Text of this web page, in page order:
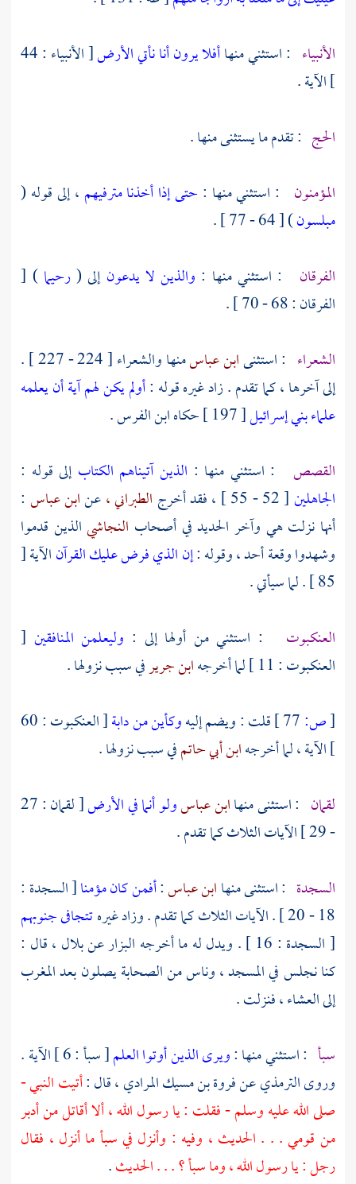
الأنبياء : استثني منهاأفلا يرون أنا نأتي الأرض
[ الأنبياء : 44
] الآية .
الحج : تقدم ما يستثنى منها .
المؤمنون : استثني منها : حتى إذا أخذنا مترفيهم ، إلى قوله (
مبلسون) [ 64 - 77 ] .
الفرقان
: استثني منها : والذين لا يدعونإلى (رحيما) [
الفرقان : 68 - 70 ] .
الشعراء : استثنىابن عباس
منها والشعراء [ 224 - 227 ] .
إلى آخرها ، كما تقدم . زاد غيره قوله :أولم يكن لهم آية أن يعلمه
علماء بني إسرائيل[ 197 ] حكاه ابن الفرس.
القصص
: استثني منها : الذين آتيناهم الكتابإلى قوله :
الجاهلين[ 52 - 55 ] ، فقد أخرج الطبراني ،عنابن عباس :
أنها نزلت هي وآخر الحديد في أصحاب النجاشيالذين قدموا
وشهدوا وقعةأحد ،وقوله :إن الذي فرض عليك القرآنالآية [
85 ] . لما سيأتي .
العنكبوت
: استثني من أولها إلى : وليعلمن المنافقين [
العنكبوت : 11 ] لما أخرجه
ابن جريرفي سبب نزولها .
[ص: قلت : ويضم إليهوكأين من دابة
[ العنكبوت : 60
] الآية ، لما أخرجهابن أبي حاتمفي سبب نزولها .
لقمان : استثنى منهاابن عباسولو أنما في الأرض
[ لقمان : 27
- 29 ] الآيات الثلاث كما تقدم .
السجدة : استثنى منهاابن عباس:أفمن كان مؤمنا[ السجدة :
18 - 20 ] . الآيات الثلاث كما تقدم . وزاد غيره
تتجافى جنوبهم
[ السجدة : 16 ] . ويدل له ما أخرجه
البزارعنبلال ، قال :
كنا نجلس في المسجد ، وناس من الصحابة يصلون بعد المغرب
إلى العشاء ، فنزلت .
سبأ : استثني منها :ويرى الذين أوتوا العلم
[ سبأ : 6 ] الآية .
وروىالترمذيعنفروة بن مسيك المرادي، قال :أتيت النبي -
صلى الله عليه وسلم - فقلت : يا رسول الله ، ألا أقاتل من أدبر
من قومي . . . الحديث ، وفيه : وأنزل في سبأ ما أنزل ، فقال
رجل : يا رسول الله ، وما سبأ ؟ . . . الحديث.